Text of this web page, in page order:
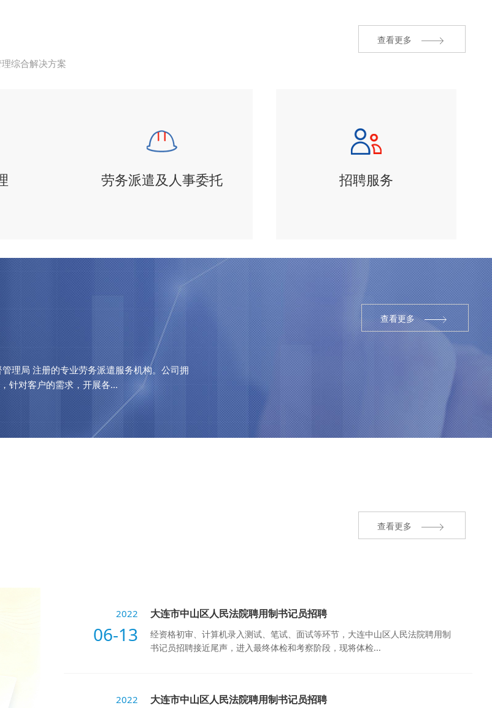
综合解决方案
查看更多
劳务派遣及人事委托 招聘服务
理局 注册的专业劳务派遣服务机构。公司拥
针对客户的需求，开展各...
查看更多
查看更多
2022
06-13
大连市中山区人民法院聘用制书记员招聘
经资格初审、计算机录入测试、笔试、面试等环节，大连中山区人民法院聘用制
书记员招聘接近尾声，进入最终体检和考察阶段，现将体检...
2022 大连市中山区人民法院聘用制书记员招聘